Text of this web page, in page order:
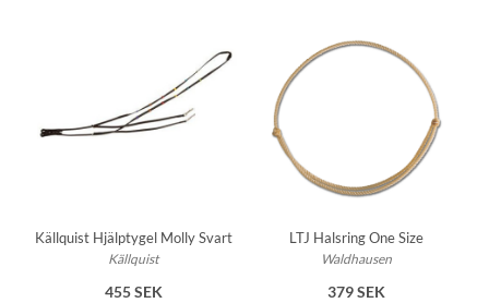
Källquist Hjälptygel Molly Svart
Källquist
455 SEK
LTJ Halsring One Size
Waldhausen
379 SEK